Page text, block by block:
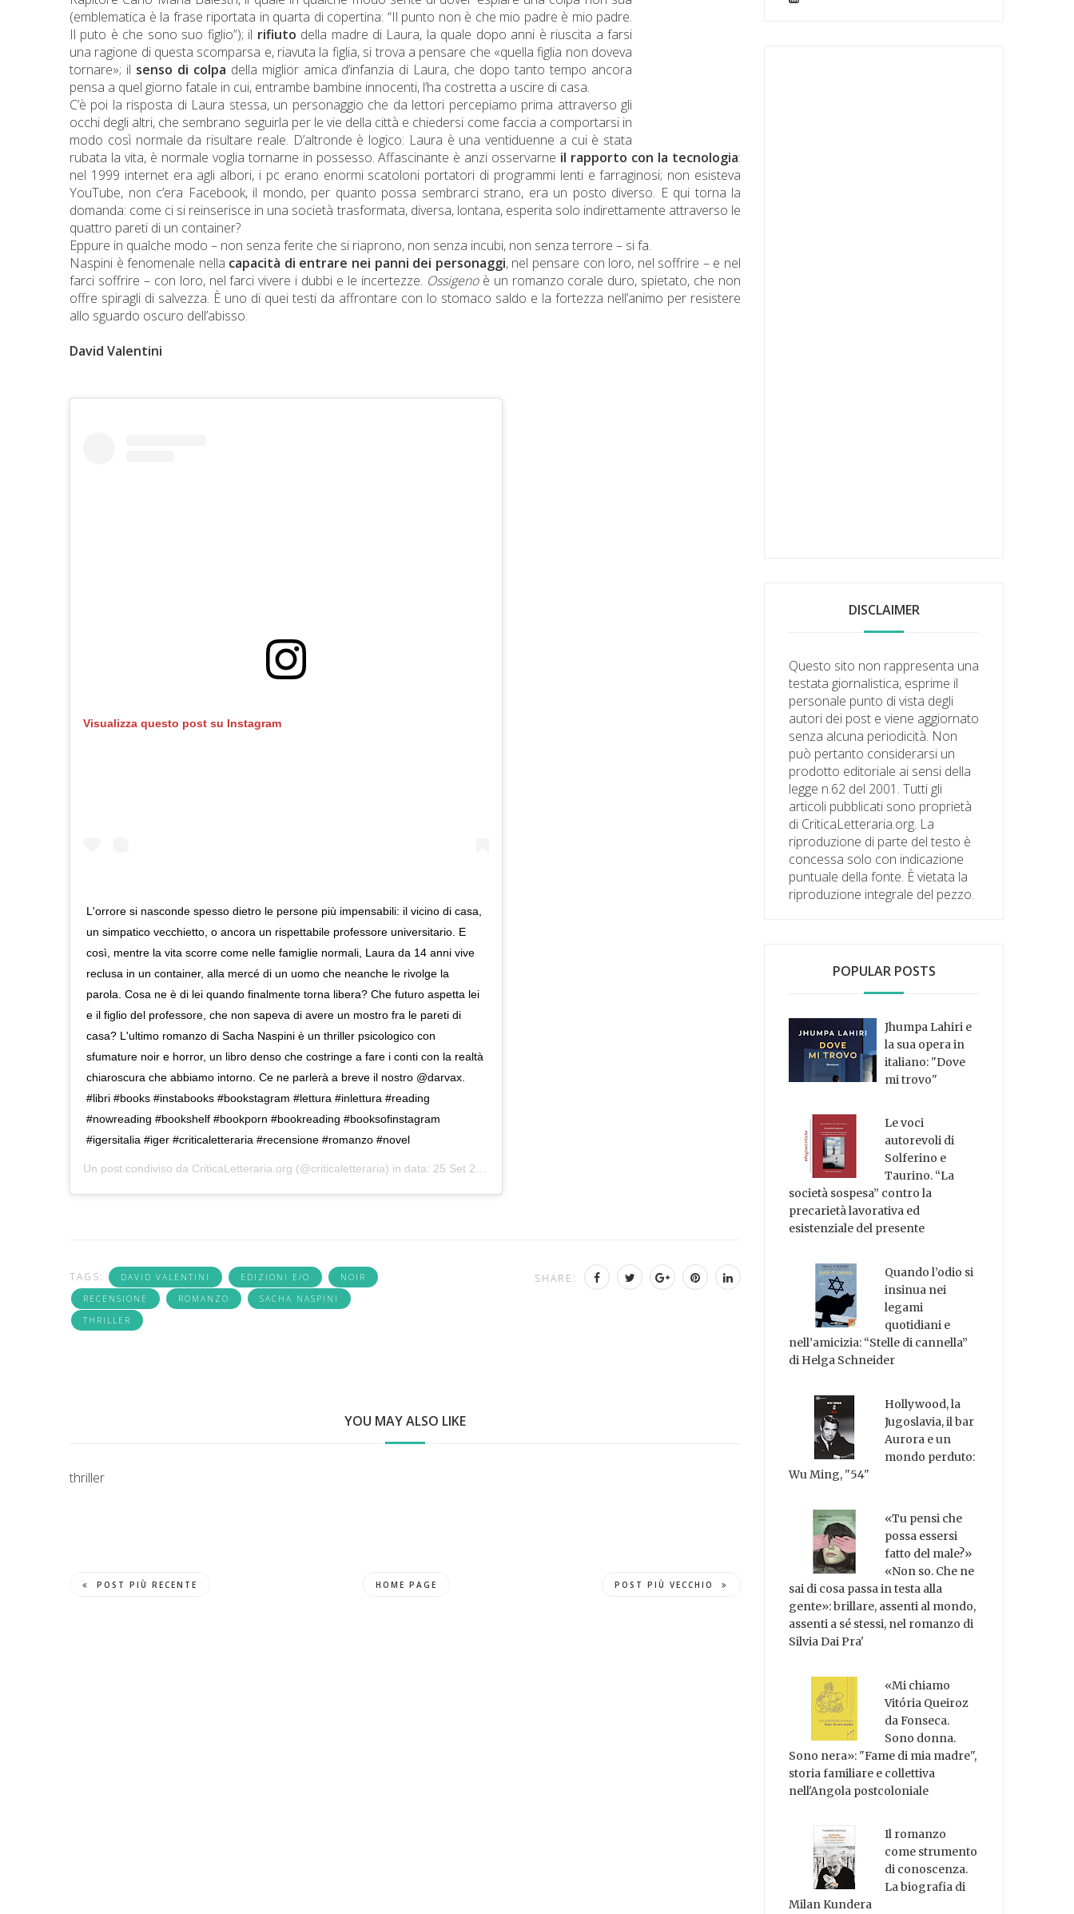
(emblematica è la frase riportata in quarta di copertina: “Il punto non è che mio padre è mio padre.
Il puto è che sono suo figlio”); il rifiuto della madre di Laura, la quale dopo anni è riuscita a farsi
una ragione di questa scomparsa e, riavuta la figlia, si trova a pensare che «quella figlia non doveva
tornare»; il senso di colpa della miglior amica d’infanzia di Laura, che dopo tanto tempo ancora
pensa a quel giorno fatale in cui, entrambe bambine innocenti, l’ha costretta a uscire di casa.
C’è poi la risposta di Laura stessa, un personaggio che da lettori percepiamo prima attraverso gli
occhi degli altri, che sembrano seguirla per le vie della città e chiedersi come faccia a comportarsi in
modo così normale da risultare reale. D’altronde è logico: Laura è una ventiduenne a cui è stata
rubata la vita, è normale voglia tornarne in possesso. Affascinante è anzi osservarne il rapporto con la tecnologia:
nel 1999 internet era agli albori, i pc erano enormi scatoloni portatori di programmi lenti e farraginosi; non esisteva
YouTube, non c’era Facebook, il mondo, per quanto possa sembrarci strano, era un posto diverso. E qui torna la
domanda: come ci si reinserisce in una società trasformata, diversa, lontana, esperita solo indirettamente attraverso le
quattro pareti di un container?
Eppure in qualche modo – non senza ferite che si riaprono, non senza incubi, non senza terrore – si fa.
Naspini è fenomenale nella capacità di entrare nei panni dei personaggi, nel pensare con loro, nel soffrire – e nel
farci soffrire – con loro, nel farci vivere i dubbi e le incertezze. Ossigenoè un romanzo corale duro, spietato, che non
offre spiragli di salvezza. È uno di quei testi da affrontare con lo stomaco saldo e la fortezza nell’animo per resistere
allo sguardo oscuro dell’abisso.
David Valentini
Visualizza questo post su Instagram
L'orrore si nasconde spesso dietro le persone più impensabili: il vicino di casa,
un simpatico vecchietto, o ancora un rispettabile professore universitario. E
così, mentre la vita scorre come nelle famiglie normali, Laura da 14 anni vive
reclusa in un container, alla mercé di un uomo che neanche le rivolge la
parola. Cosa ne è di lei quando finalmente torna libera? Che futuro aspetta lei
e il figlio del professore, che non sapeva di avere un mostro fra le pareti di
casa? L'ultimo romanzo di Sacha Naspini è un thriller psicologico con
sfumature noir e horror, un libro denso che costringe a fare i conti con la realtà
chiaroscura che abbiamo intorno. Ce ne parlerà a breve il nostro @darvax.
#libri #books #instabooks #bookstagram #lettura #inlettura #reading
#nowreading #bookshelf #bookporn #bookreading #booksofinstagram
#igersitalia #iger #criticaletteraria #recensione #romanzo #novel
Un post condiviso da CriticaLetteraria.org (@criticaletteraria) in data: 25 Set 2019 alle ore 11:07 PDT
TAGS: DAVID VALENTINI EDIZIONI E/O
NOIR
RECENSIONE
ROMANZO
SACHA NASPINI
THRILLER
SHARE:
YOU MAY ALSO LIKE
thriller
POST PIÙ RECENTE HOME PAGE POST PIÙ VECCHIO
DISCLAIMER
Questo sito non rappresenta una
testata giornalistica, esprime il
personale punto di vista degli
autori dei post e viene aggiornato
senza alcuna periodicità. Non
può pertanto considerarsi un
prodotto editoriale ai sensi della
legge n.62 del 2001. Tutti gli
articoli pubblicati sono proprietà
di CriticaLetteraria.org. La
riproduzione di parte del testo è
concessa solo con indicazione
puntuale della fonte. È vietata la
riproduzione integrale del pezzo.
POPULAR POSTS
Jhumpa Lahiri e
la sua opera in
italiano: "Dove
mi trovo"
Le voci
autorevoli di
Solferino e
Taurino. “La
società sospesa” contro la
precarietà lavorativa ed
esistenziale del presente
Quando l’odio si
insinua nei
legami
quotidiani e
nell’amicizia: “Stelle di cannella”
di Helga Schneider
Hollywood, la
Jugoslavia, il bar
Aurora e un
mondo perduto:
Wu Ming, "54"
«Tu pensi che
possa essersi
fatto del male?»
«Non so. Che ne
sai di cosa passa in testa alla
gente»: brillare, assenti al mondo,
assenti a sé stessi, nel romanzo di
Silvia Dai Pra'
«Mi chiamo
Vitória Queiroz
da Fonseca.
Sono donna.
Sono nera»: "Fame di mia madre",
storia familiare e collettiva
nell'Angola postcoloniale
Il romanzo
come strumento
di conoscenza.
La biografia di
Milan Kundera